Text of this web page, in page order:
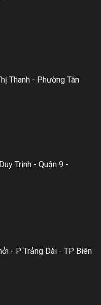
Thanh - Phường Tân
Trinh - Quận 9 -
- P Trảng Dài - TP Biên